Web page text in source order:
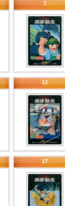
7
12
17